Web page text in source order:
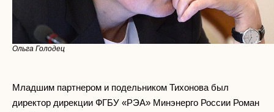
Ольга Голодец
Младшим партнером и подельником Тихонова был
директор дирекции ФГБУ «РЭА» Минэнерго России Роман